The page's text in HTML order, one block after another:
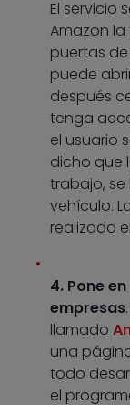
El servicio
Amazon
puertas
puede
después
tenga
el usuario
dicho que
trabajo,
vehículo.
realizado
4. Pone
empresas
llamado
una
todo
el